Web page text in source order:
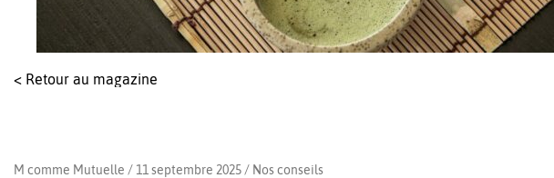
< Retour au magazine
M comme Mutuelle / 11 septembre 2025 / Nos conseils